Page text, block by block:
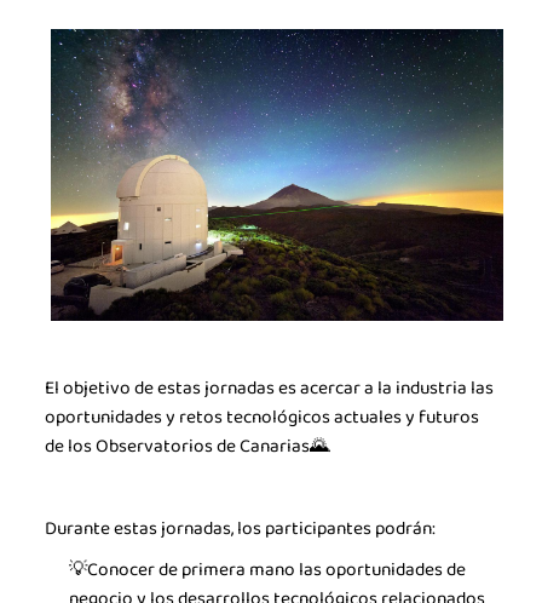
La industria de la Ciencia
La Asociación
Noticias
Agenda
Contacto
Únete
El objetivo de estas jornadas es acercar a la industria las
oportunidades y retos tecnológicos actuales y futuros
de los Observatorios de Canarias🌄.
Durante estas jornadas, los participantes podrán:
💡Conocer de primera mano las oportunidades de